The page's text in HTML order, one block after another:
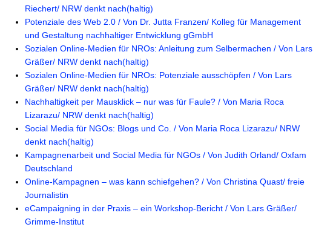
Riechert/ NRW denkt nach(haltig)
Potenziale des Web 2.0 / Von Dr. Jutta Franzen/ Kolleg für Management
und Gestaltung nachhaltiger Entwicklung gGmbH
Sozialen Online-Medien für NROs: Anleitung zum Selbermachen / Von Lars
Gräßer/ NRW denkt nach(haltig)
Sozialen Online-Medien für NROs: Potenziale ausschöpfen / Von Lars
Gräßer/ NRW denkt nach(haltig)
Nachhaltigkeit per Mausklick – nur was für Faule? / Von Maria Roca
Lizarazu/ NRW denkt nach(haltig)
Social Media für NGOs: Blogs und Co. / Von Maria Roca Lizarazu/ NRW
denkt nach(haltig)
Kampagnenarbeit und Social Media für NGOs / Von Judith Orland/ Oxfam
Deutschland
Online-Kampagnen – was kann schiefgehen? / Von Christina Quast/ freie
Journalistin
eCampaigning in der Praxis – ein Workshop-Bericht / Von Lars Gräßer/
Grimme-Institut